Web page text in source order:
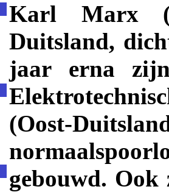
Karl Marx
Duitsland,
jaar erna
(Oost-
gebouwd. Ook